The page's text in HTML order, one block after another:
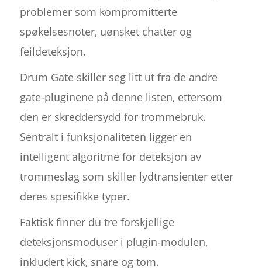
problemer som kompromitterte
spøkelsesnoter, uønsket chatter og
feildeteksjon.
Drum Gate skiller seg litt ut fra de andre
gate-pluginene på denne listen, ettersom
den er skreddersydd for trommebruk.
Sentralt i funksjonaliteten ligger en
intelligent algoritme for deteksjon av
trommeslag som skiller lydtransienter etter
deres spesifikke typer.
Faktisk finner du tre forskjellige
deteksjonsmoduser i plugin-modulen,
inkludert kick, snare og tom.